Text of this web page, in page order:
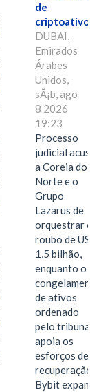
de
criptoativos
DUBAI,
Emirados
Árabes
Unidos,
sÃ¡b, ago
8 2026
19:23
Processo
judicial acusa
a Coreia do
Norte e o
Grupo
Lazarus de
orquestrar o
roubo de US$
1,5 bilhão,
enquanto o
congelamento
de ativos
ordenado
pelo tribunal
apoia os
esforços de
recuperação e
Bybit expande